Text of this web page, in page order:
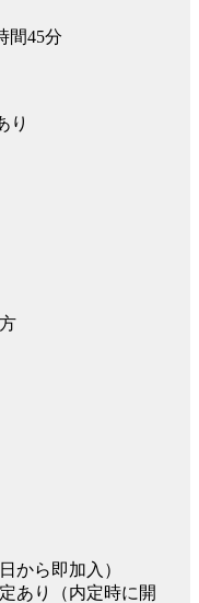
間45分
り
から即加入）
あり（内定時に開